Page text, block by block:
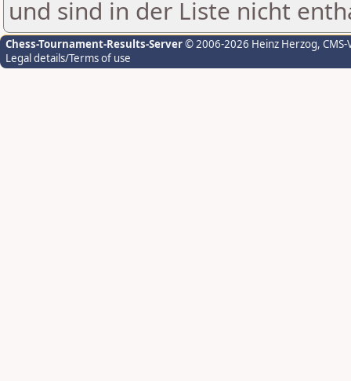
und sind in der Liste nicht
Chess-Tournament-Results-Server© 2006-2026 Heinz Herzog,
Legal details/Terms of use